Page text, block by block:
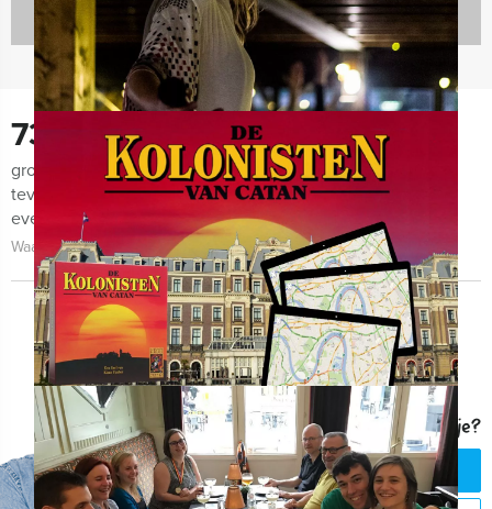
730
groepen lieten ons de afgelopen maanden weten zeer
tevreden te zijn met de organisatie van het uitje, het
evenement zelf én de begeleiding!
Waarom kiezen voor Holland Tour Guides?
Vragen over dit uitje?
CHAT MET JEROEN